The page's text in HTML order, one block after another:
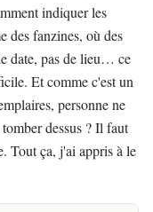
indiquer les
des fanzines, où des
date, pas de lieu… ce
Et comme c'est un
personne ne
dessus ? Il faut
Tout ça, j'ai appris à le